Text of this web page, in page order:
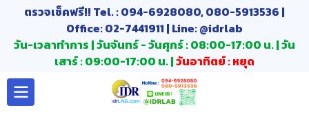
ตรวจเช็คฟรี!! Tel. : 094-6928080, 080-5913536 |
Office: 02-7441911 | Line: @idrlab
วัน-เวลาทำการ | วันจันทร์ - วันศุกร์ : 08:00-17:00 น. | วัน
เสาร์ : 09:00-17:00 น. |วันอาทิตย์ : หยุด